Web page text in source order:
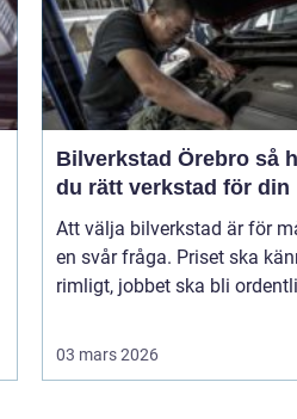
Bilverkstad Örebro så hittar
du rätt verkstad för din
Att välja bilverkstad är för
en svår fråga. Priset ska
rimligt, jobbet ska bli
03 mars 2026